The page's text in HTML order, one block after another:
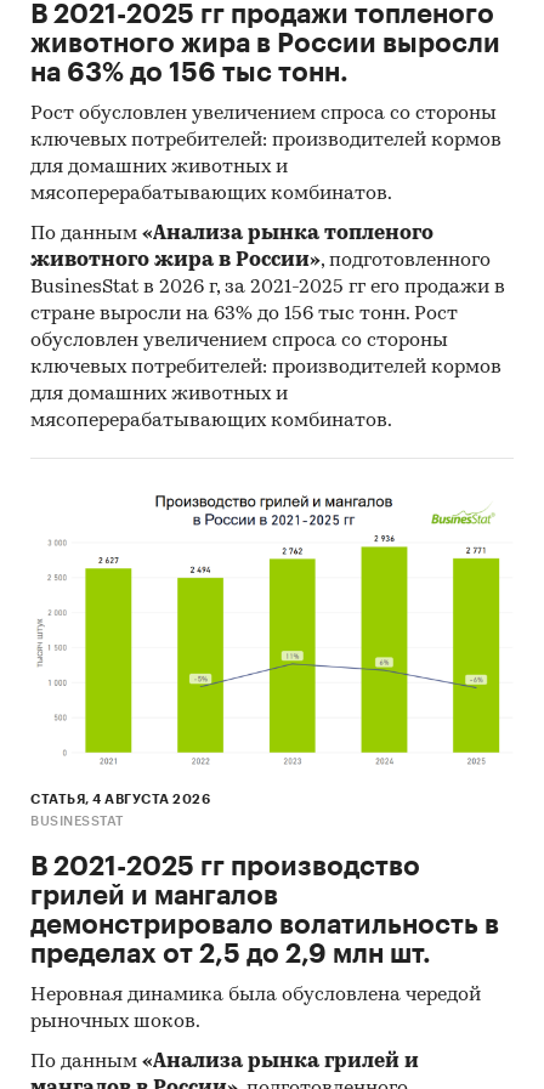
В 2021-2025 гг продажи топленого
животного жира в России выросли
на 63% до 156 тыс тонн.
Рост обусловлен увеличением спроса со стороны
ключевых потребителей: производителей кормов
для домашних животных и
мясоперерабатывающих комбинатов.
По данным «Анализа рынка топленого
животного жира в России», подготовленного
BusinesStat в 2026 г, за 2021-2025 гг его продажи в
стране выросли на 63% до 156 тыс тонн. Рост
обусловлен увеличением спроса со стороны
ключевых потребителей: производителей кормов
для домашних животных и
мясоперерабатывающих комбинатов.
СТАТЬЯ, 4 АВГУСТА 2026
BUSINESSTAT
В 2021-2025 гг производство
грилей и мангалов
демонстрировало волатильность в
пределах от 2,5 до 2,9 млн шт.
Неровная динамика была обусловлена чередой
рыночных шоков.
По данным «Анализа рынка грилей и